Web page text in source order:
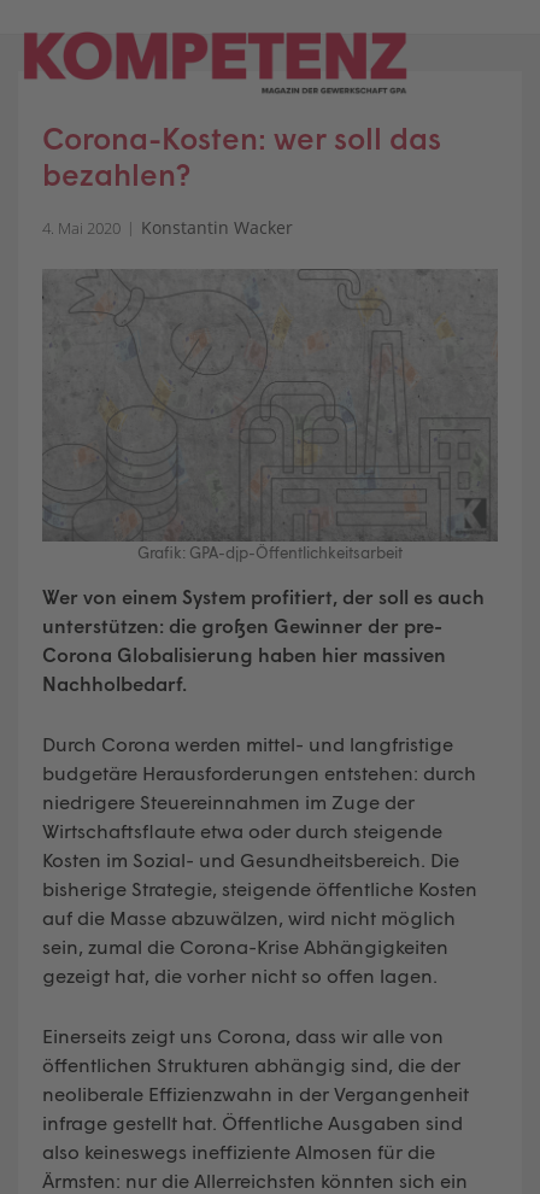
content
Corona-Kosten: wer soll das
bezahlen?
4. Mai 2020 Konstantin Wacker
Grafik: GPA-djp-Öffentlichkeitsarbeit
Wer von einem System profitiert, der soll es auch
unterstützen: die großen Gewinner der pre-
Corona Globalisierung haben hier massiven
Nachholbedarf.
Durch Corona werden mittel- und langfristige
budgetäre Herausforderungen entstehen: durch
niedrigere Steuereinnahmen im Zuge der
Wirtschaftsflaute etwa oder durch steigende
Kosten im Sozial- und Gesundheitsbereich. Die
bisherige Strategie, steigende öffentliche Kosten
auf die Masse abzuwälzen, wird nicht möglich
sein, zumal die Corona-Krise Abhängigkeiten
gezeigt hat, die vorher nicht so offen lagen.
Einerseits zeigt uns Corona, dass wir alle von
öffentlichen Strukturen abhängig sind, die der
neoliberale Effizienzwahn in der Vergangenheit
infrage gestellt hat. Öffentliche Ausgaben sind
also keineswegs ineffiziente Almosen für die
Ärmsten: nur die Allerreichsten könnten sich ein